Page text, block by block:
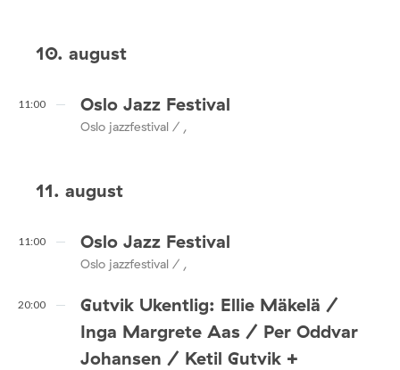
10. august
11:00 Oslo Jazz Festival
Oslo jazzfestival / ,
11. august
11:00 Oslo Jazz Festival
Oslo jazzfestival / ,
20:00
Gutvik Ukentlig: Ellie Mäkelä /
Inga Margrete Aas / Per Oddvar
Johansen / Ketil Gutvik +